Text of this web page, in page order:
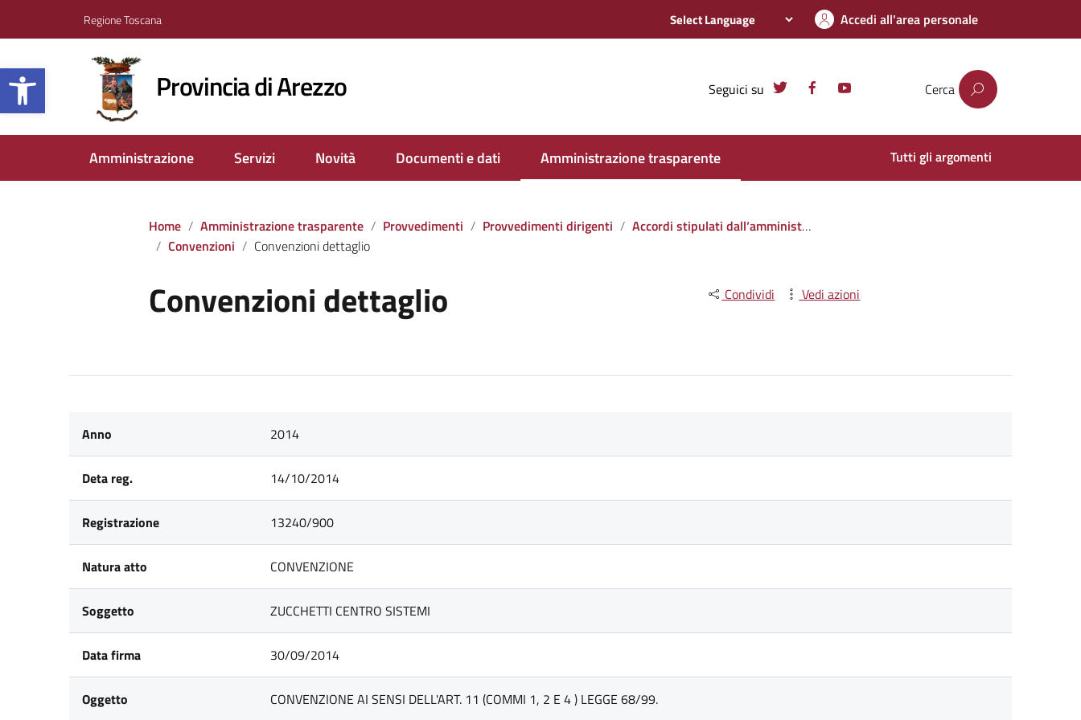
Apri la barra degli strumenti
Regione Toscana Accedi all'area personale
Provincia di Arezzo Seguici su Cerca
Amministrazione Servizi Novità Documenti e dati Amministrazione trasparente Tutti gli argomenti
Home Amministrazione trasparente Provvedimenti Provvedimenti dirigenti
Accordi stipulati dall‘amministrazione con soggetti privati o con altre amministrazioni pubbliche
Convenzioni
Convenzioni dettaglio
Convenzioni dettaglio Condividi Vedi azioni
Anno 2014
Deta reg. 14/10/2014
Registrazione 13240/900
Natura atto CONVENZIONE
Soggetto ZUCCHETTI CENTRO SISTEMI
Data firma 30/09/2014
Oggetto CONVENZIONE AI SENSI DELL'ART. 11 (COMMI 1, 2 E 4 ) LEGGE 68/99.